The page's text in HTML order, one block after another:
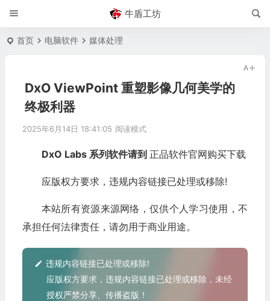
牛盾工坊
首页 电脑软件 媒体处理
DxO ViewPoint 重塑影像几何美学的
终极利器
2025年6月14日 18:41:05 阅读模式
DxO Labs 系列软件请到 正品软件官网购买下载
应版权方要求，违规内容链接已处理或移除!
本站所有资源来源网络，仅供个人学习使用，不
承担任何法律责任，请勿用于商业用途。
违规内容链接已处理或移除!
应版权方要求，违规内容链接已处理或移除，未经
授权严禁分享、传播盗版！